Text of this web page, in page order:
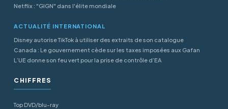
Netflix : "GIGN" dans l'élite mondiale
ACTUALITÉ INTERNATIONAL
Disney autorise TikTok à utiliser des extraits de son catalogue
Canada : Le gouvernement cède sur les taxes imposées aux Gafan
L’UE donne son feu vert pour la prise de contrôle d’EA
CHIFFRES
Top DVD/blu-ray